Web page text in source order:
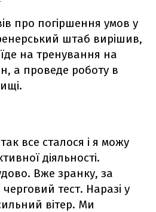
про погіршення умов у
штаб вирішив,
на тренування на
а проведе роботу в
все сталося і я можу
діяльності.
Вже зранку, за
тест. Наразі у
вітер. Ми